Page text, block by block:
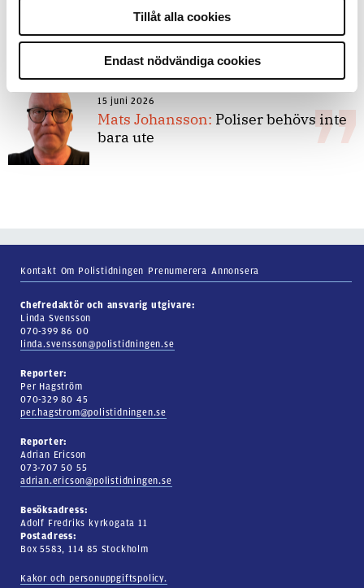
Tillåt alla cookies
Endast nödvändiga cookies
Debatt:Med för höga krav på evidens
kan polisen inte göra något alls
15 juni 2026
Mats Johansson: Poliser behövs inte
bara ute
Kontakt Om Polistidningen Prenumerera Annonsera
Chefredaktör och ansvarig utgivare:
Linda Svensson
070-399 86 00
linda.svensson@polistidningen.se
Reporter:
Per Hagström
070-329 80 45
per.hagstrom@polistidningen.se
Reporter:
Adrian Ericson
073-707 50 55
adrian.ericson@polistidningen.se
Besöksadress:
Adolf Fredriks kyrkogata 11
Postadress:
Box 5583, 114 85 Stockholm
Kakor och personuppgiftspolicy.